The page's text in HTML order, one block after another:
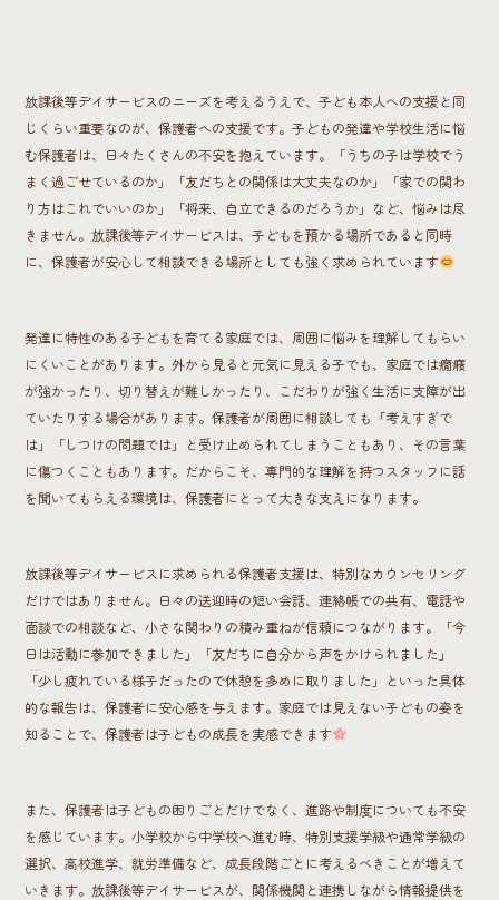
放課後等デイサービスのニーズを考えるうえで、子ども本人への支援と同
じくらい重要なのが、保護者への支援です。子どもの発達や学校生活に悩
む保護者は、日々たくさんの不安を抱えています。「うちの子は学校でう
まく過ごせているのか」「友だちとの関係は大丈夫なのか」「家での関わ
り方はこれでいいのか」「将来、自立できるのだろうか」など、悩みは尽
きません。放課後等デイサービスは、子どもを預かる場所であると同時
に、保護者が安心して相談できる場所としても強く求められています
発達に特性のある子どもを育てる家庭では、周囲に悩みを理解してもらい
にくいことがあります。外から見ると元気に見える子でも、家庭では癇癪
が強かったり、切り替えが難しかったり、こだわりが強く生活に支障が出
ていたりする場合があります。保護者が周囲に相談しても「考えすぎで
は」「しつけの問題では」と受け止められてしまうこともあり、その言葉
に傷つくこともあります。だからこそ、専門的な理解を持つスタッフに話
を聞いてもらえる環境は、保護者にとって大きな支えになります。
放課後等デイサービスに求められる保護者支援は、特別なカウンセリング
だけではありません。日々の送迎時の短い会話、連絡帳での共有、電話や
面談での相談など、小さな関わりの積み重ねが信頼につながります。「今
日は活動に参加できました」「友だちに自分から声をかけられました」
「少し疲れている様子だったので休憩を多めに取りました」といった具体
的な報告は、保護者に安心感を与えます。家庭では見えない子どもの姿を
知ることで、保護者は子どもの成長を実感できます
また、保護者は子どもの困りごとだけでなく、進路や制度についても不安
を感じています。小学校から中学校へ進む時、特別支援学級や通常学級の
選択、高校進学、就労準備など、成長段階ごとに考えるべきことが増えて
いきます。放課後等デイサービスが、関係機関と連携しながら情報提供を